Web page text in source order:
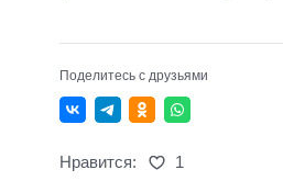
Поделитесь с друзьями
Нравится: 1